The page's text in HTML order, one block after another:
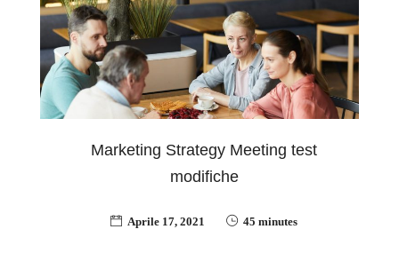
Marketing Strategy Meeting test
modifiche
Aprile 17, 2021 45 minutes